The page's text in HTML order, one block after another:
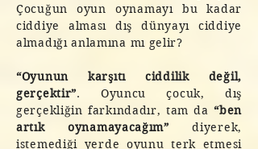
Çocuğun oyun oynamayı bu kadar
ciddiye alması dış dünyayı ciddiye
almadığı anlamına mı gelir?
“Oyunun karşıtı ciddilik değil,
gerçektir”. Oyuncu çocuk, dış
gerçekliğin farkındadır, tam da“ben
artık oynamayacağım” diyerek,
istemediği yerde oyunu terk etmesi